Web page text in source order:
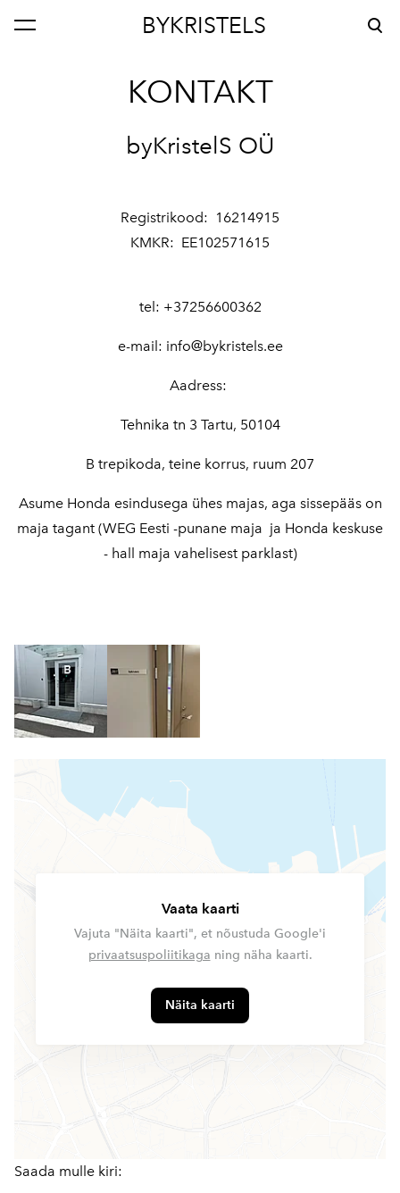
BYKRISTELS
lisati ostukorvi. Vaata ostukorvi
KONTAKT
byKristelS OÜ
Registrikood: 16214915
KMKR: EE102571615
tel: +37256600362
e-mail: info@bykristels.ee
Aadress:
Tehnika tn 3 Tartu, 50104
B trepikoda, teine korrus, ruum 207
Asume Honda esindusega ühes majas, aga sissepääs on
maja tagant (WEG Eesti -punane maja ja Honda keskuse
- hall maja vahelisest parklast)
Vaata kaarti
Vajuta "Näita kaarti", et nõustuda Google'i
privaatsuspoliitikaga ning näha kaarti.
Näita kaarti
Saada mulle kiri: